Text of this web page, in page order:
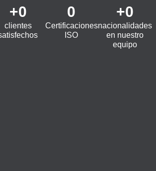
clientes
+0
Certificaciones
ISO
0
nacionalidades
en nuestro
equipo
+0